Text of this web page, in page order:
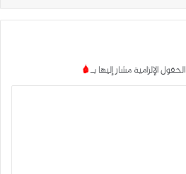
الحقول الإلزامية مشار إليها بـ*